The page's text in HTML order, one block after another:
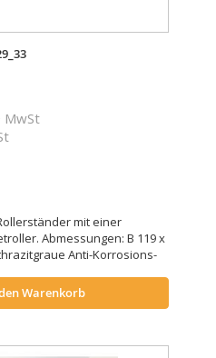
MwSt
mit einer
Abmessungen: B 119 x
Anti-Korrosions-
Warenkorb